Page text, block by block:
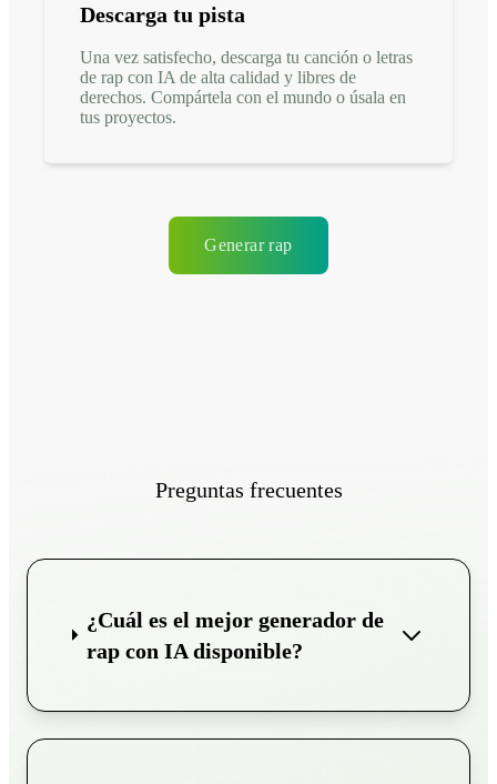
Descarga tu pista
Una vez satisfecho, descarga tu canción o letras
de rap con IA de alta calidad y libres de
derechos. Compártela con el mundo o úsala en
tus proyectos.
Generar rap
Preguntas frecuentes
¿Cuál es el mejor generador de
rap con IA disponible?